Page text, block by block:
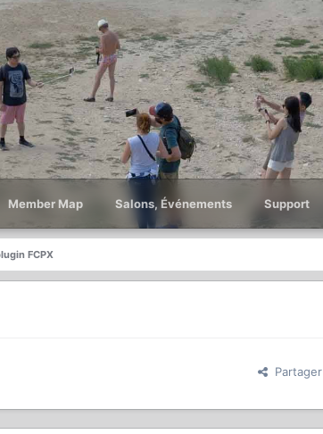
Member Map Salons, Événements Support
FCPX
Partager